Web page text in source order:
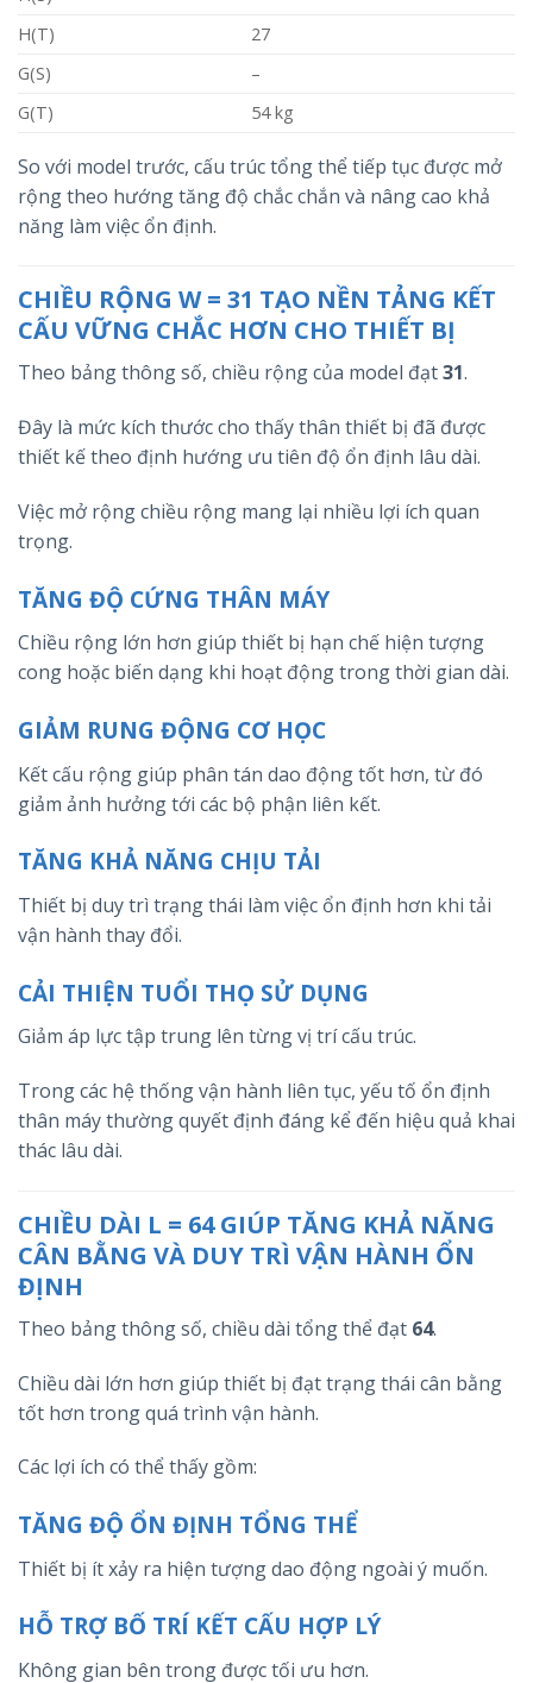
H(T)
27
G(S)
–
G(T)
54 kg
So với model trước, cấu trúc tổng thể tiếp tục được mở
rộng theo hướng tăng độ chắc chắn và nâng cao khả
năng làm việc ổn định.
CHIỀU RỘNG W = 31 TẠO NỀN TẢNG KẾT
CẤU VỮNG CHẮC HƠN CHO THIẾT BỊ
Theo bảng thông số, chiều rộng của model đạt31.
Đây là mức kích thước cho thấy thân thiết bị đã được
thiết kế theo định hướng ưu tiên độ ổn định lâu dài.
Việc mở rộng chiều rộng mang lại nhiều lợi ích quan
trọng.
TĂNG ĐỘ CỨNG THÂN MÁY
Chiều rộng lớn hơn giúp thiết bị hạn chế hiện tượng
cong hoặc biến dạng khi hoạt động trong thời gian dài.
GIẢM RUNG ĐỘNG CƠ HỌC
Kết cấu rộng giúp phân tán dao động tốt hơn, từ đó
giảm ảnh hưởng tới các bộ phận liên kết.
TĂNG KHẢ NĂNG CHỊU TẢI
Thiết bị duy trì trạng thái làm việc ổn định hơn khi tải
vận hành thay đổi.
CẢI THIỆN TUỔI THỌ SỬ DỤNG
Giảm áp lực tập trung lên từng vị trí cấu trúc.
Trong các hệ thống vận hành liên tục, yếu tố ổn định
thân máy thường quyết định đáng kể đến hiệu quả khai
thác lâu dài.
CHIỀU DÀI L = 64 GIÚP TĂNG KHẢ NĂNG
CÂN BẰNG VÀ DUY TRÌ VẬN HÀNH ỔN
ĐỊNH
Theo bảng thông số, chiều dài tổng thể đạt 64.
Chiều dài lớn hơn giúp thiết bị đạt trạng thái cân bằng
tốt hơn trong quá trình vận hành.
Các lợi ích có thể thấy gồm:
TĂNG ĐỘ ỔN ĐỊNH TỔNG THỂ
Thiết bị ít xảy ra hiện tượng dao động ngoài ý muốn.
HỖ TRỢ BỐ TRÍ KẾT CẤU HỢP LÝ
Không gian bên trong được tối ưu hơn.